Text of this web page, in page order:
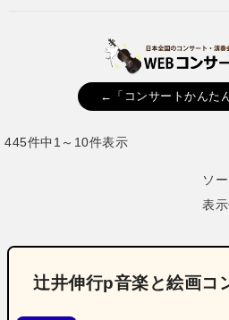
←「コンサートかんた
445件中1～10件表示
ソ
表示
辻井伸行p音楽と絵画コ